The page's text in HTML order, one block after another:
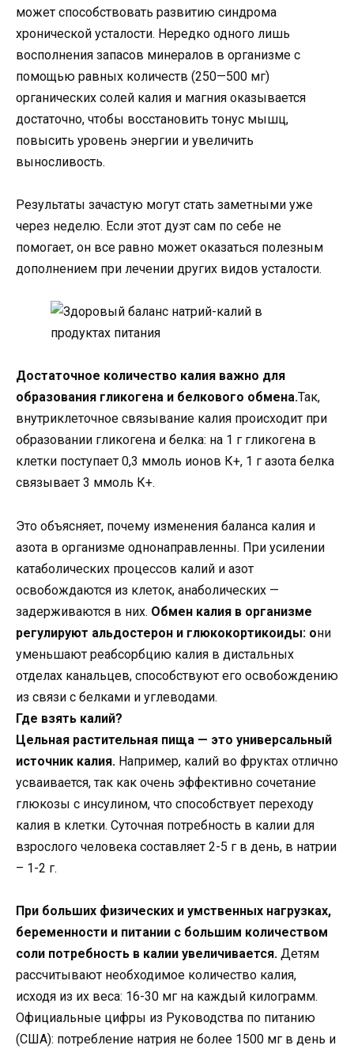
может способствовать развитию синдрома
хронической усталости. Нередко одного лишь
восполнения запасов минералов в организме с
помощью равных количеств (250—500 мг)
органических солей калия и магния оказывается
достаточно, чтобы восстановить тонус мышц,
повысить уровень энергии и увеличить
выносливость.
Результаты зачастую могут стать заметными уже
через неделю. Если этот дуэт сам по себе не
помогает, он все равно может оказаться полезным
дополнением при лечении других видов усталости.
Достаточное количество калия важно для
образования гликогена и белкового обмена.Так,
внутриклеточное связывание калия происходит при
образовании гликогена и белка: на 1 г гликогена в
клетки поступает 0,3 ммоль ионов К+, 1 г азота белка
связывает 3 ммоль К+.
Это объясняет, почему изменения баланса калия и
азота в организме однонаправленны. При усилении
катаболических процессов калий и азот
освобождаются из клеток, анаболических —
задерживаются в них. Обмен калия в организме
регулируют альдостерон и глюкокортикоиды: они
уменьшают реабсорбцию калия в дистальных
отделах канальцев, способствуют его освобождению
из связи с белками и углеводами.
Где взять калий?
Цельная растительная пища — это универсальный
источник калия. Например, калий во фруктах отлично
усваивается, так как очень эффективно сочетание
глюкозы с инсулином, что способствует переходу
калия в клетки. Суточная потребность в калии для
взрослого человека составляет 2-5 г в день, в натрии
– 1-2 г.
При больших физических и умственных нагрузках,
беременности и питании с большим количеством
соли потребность в калии увеличивается. Детям
рассчитывают необходимое количество калия,
исходя из их веса: 16-30 мг на каждый килограмм.
Официальные цифры из Руководства по питанию
(США): потребление натрия не более 1500 мг в день и